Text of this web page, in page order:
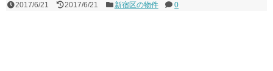
2017/6/21 2017/6/21 新宿区の物件 0